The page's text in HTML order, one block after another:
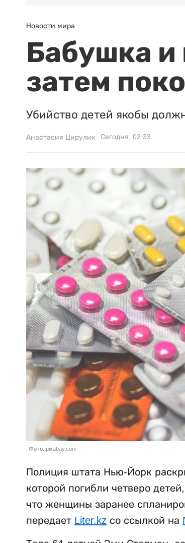
Новости мира
Бабушка и
затем
Убийство детей якобы
Анастасия Цирулик Сегодня, 02:33
Фото: pixabay.com
Полиция штата Нью-Йорк
которой погибли четверо
что женщины заранее
передает Liter.kz со ссылкой на